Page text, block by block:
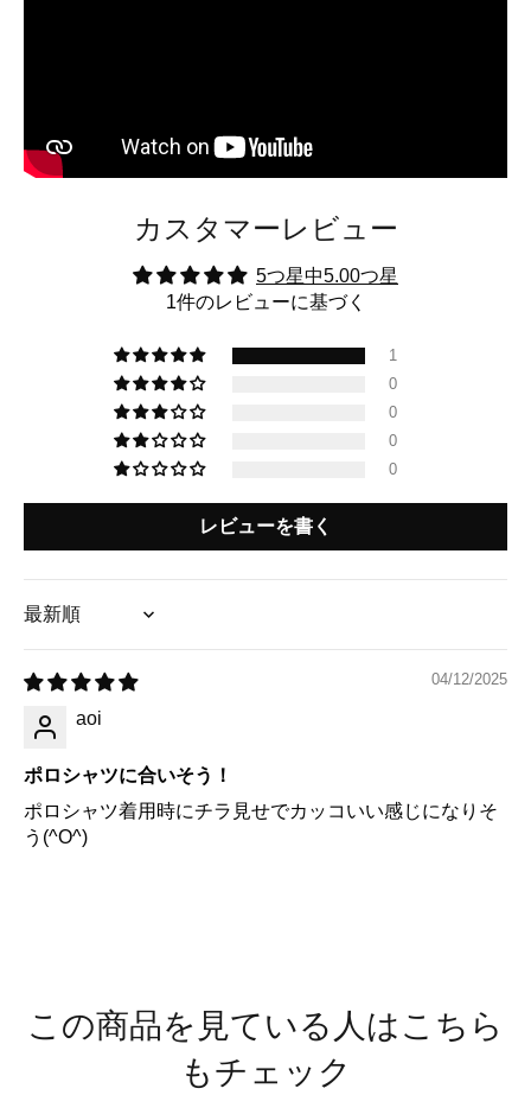
カスタマーレビュー
5つ星中5.00つ星
1件のレビューに基づく
1
0
0
0
0
レビューを書く
Sort by
04/12/2025
aoi
ポロシャツに合いそう！
ポロシャツ着用時にチラ見せでカッコいい感じになりそ
う(^O^)
この商品を見ている人はこちら
もチェック